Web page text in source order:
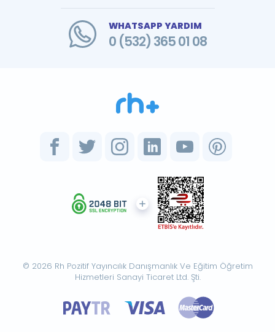
WHATSAPP YARDIM
0 (532) 365 01 08
© 2026 Rh Pozitif Yayıncılık Danışmanlık Ve Eğitim Öğretim
Hizmetleri Sanayi Ticaret Ltd. Şti.